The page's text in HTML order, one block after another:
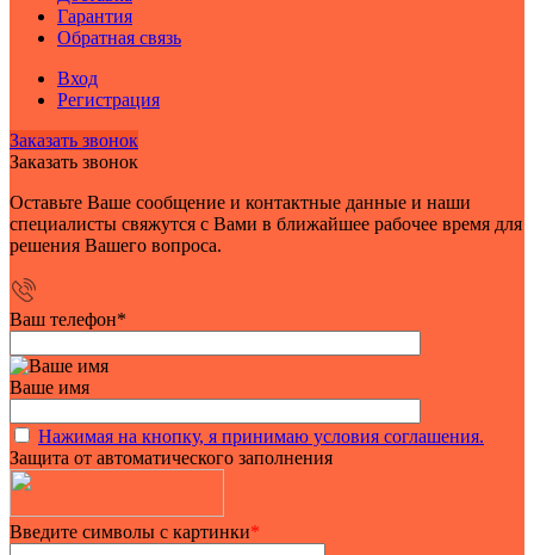
Гарантия
Обратная связь
Вход
Регистрация
Заказать звонок
Заказать звонок
Оставьте Ваше сообщение и контактные данные и наши
специалисты свяжутся с Вами в ближайшее рабочее время для
решения Вашего вопроса.
Ваш телефон*
Ваше имя
Нажимая на кнопку, я принимаю условия соглашения.
Защита от автоматического заполнения
Введите символы с картинки*